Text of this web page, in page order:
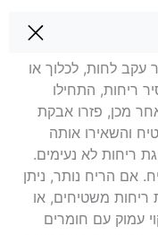
אביב
עקב לחות, לכלוך או
ריחות, התחילו
מכן, פזרו אבקת
והשאירו אותה
ריחות לא נעימים.
אם הריח נותר, ניתן
ריחות משטיחים, או
עמוק עם חומרים